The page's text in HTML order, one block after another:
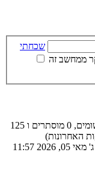
שכחתי
ממחשב זה
משתמשים מחוברים :: 1 רשומים, 0 מוסתרים ו 125
ב ג' מאי 05, 2026 11:57